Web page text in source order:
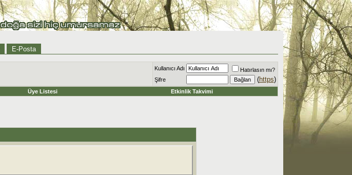
E-Posta
Kullanıcı Adı
Hatırlasın mı?
Şifre
(https)
Üye Listesi Etkinlik Takvimi